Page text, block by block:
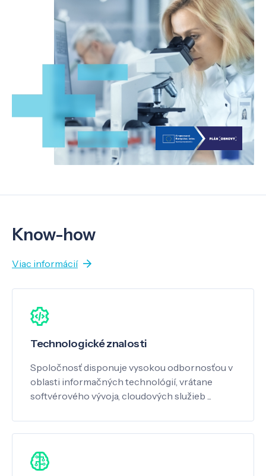
Know-how
Viac informácií
Technologické znalosti
Spoločnosť disponuje vysokou odbornosťou v
oblasti informačných technológií, vrátane
softvérového vývoja, cloudových služieb ...